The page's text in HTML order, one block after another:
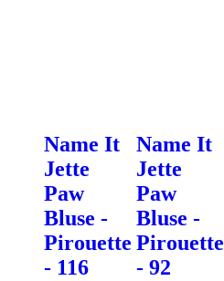
Name It
Jette
Paw
Bluse -
Pirouette
- 116
Name It
Jette
Paw
Bluse -
Pirouette
- 92